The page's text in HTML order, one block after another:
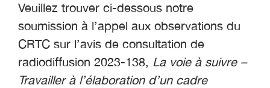
Veuillez trouver ci-dessous notre
soumission à l’appel aux observations du
CRTC sur l’avis de consultation de
radiodiffusion 2023-138, La voie à suivre –
Travailler à l’élaboration d’un cadre